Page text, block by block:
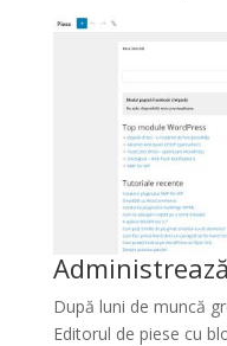
După luni de muncă
Editorul de piese cu